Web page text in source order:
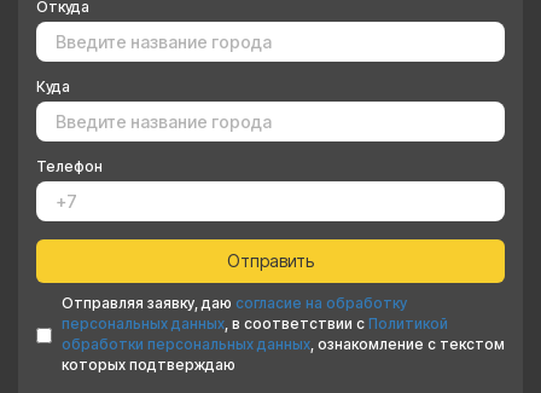
Откуда
Куда
Телефон
Отправляя заявку, даю согласие на обработку
персональных данных, в соответствии с Политикой
обработки персональных данных, ознакомление с текстом
которых подтверждаю